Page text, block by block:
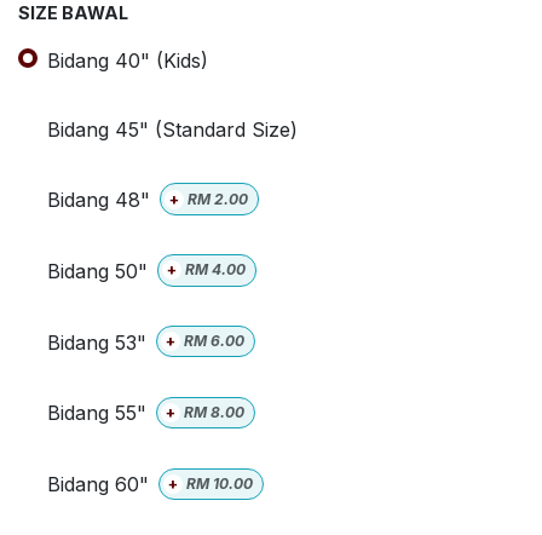
SIZE BAWAL
Bidang 40" (Kids)
Bidang 45" (Standard Size)
Bidang 48" + RM2.00
Bidang 50" + RM4.00
Bidang 53" + RM6.00
Bidang 55" + RM8.00
Bidang 60" + RM 10.00